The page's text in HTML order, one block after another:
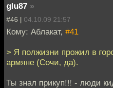
glu87 »
#46 | 04.10.09 21:57
Кому: Аблакат, #41
> Я полжизни прожил в
армяне (Сочи, да).
Ты знал прикуп!!! - люди